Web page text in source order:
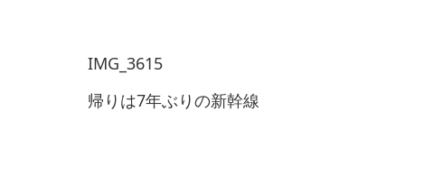
IMG_3615
帰りは7年ぶりの新幹線